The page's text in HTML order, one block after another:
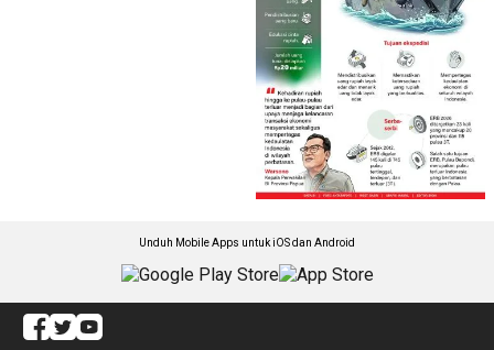
Unduh Mobile Apps untuk iOS dan Android